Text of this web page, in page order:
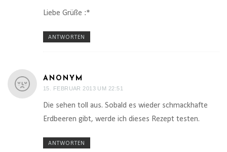
Liebe Grüße :*
ANTWORTEN
ANONYM
15. FEBRUAR 2013 UM 22:51
Die sehen toll aus. Sobald es wieder schmackhafte
Erdbeeren gibt, werde ich dieses Rezept testen.
ANTWORTEN